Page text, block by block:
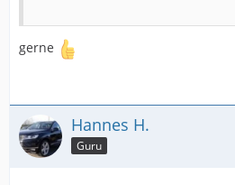
gerne
Hannes H.
Guru